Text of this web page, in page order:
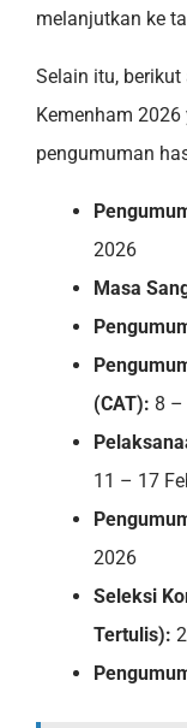
melanjutkan ke
Selain itu, berikut
Kemenham
pengumuman
2026
Masa
(CAT): 8 –
11 – 17
2026
Seleksi
Tertulis):